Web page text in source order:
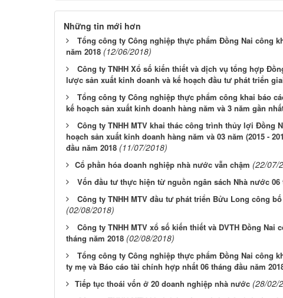
Những tin mới hơn
Tổng công ty Công nghiệp thực phẩm Đồng Nai công
năm 2018 (12/06/2018)
Công ty TNHH Xổ số kiến thiết và dịch vụ tổng hợp
lược sản xuất kinh doanh và kế hoạch đầu tư phát triển
Tổng công ty Công nghiệp thực phẩm công khai báo
kế hoạch sản xuất kinh doanh hàng năm và 3 năm gần
Công ty TNHH MTV khai thác công trình thủy lợi Đồng
hoạch sản xuất kinh doanh hàng năm và 03 năm (2015 -
đầu năm 2018 (11/07/2018)
​Cổ phần hóa doanh nghiệp nhà nước vẫn chậm (22/07/
Vốn đầu tư thực hiện từ nguồn ngân sách Nhà nước 06
Công ty TNHH MTV đầu tư phát triển Bửu Long công
(02/08/2018)
Công ty TNHH MTV xổ số kiến thiết và DVTH Đồng Nai
tháng năm 2018 (02/08/2018)
Tổng công ty Công nghiệp thực phẩm Đồng Nai công
ty mẹ và Báo cáo tài chính hợp nhất 06 tháng đầu năm
​Tiếp tục thoái vốn ở 20 doanh nghiệp nhà nước (28/02/